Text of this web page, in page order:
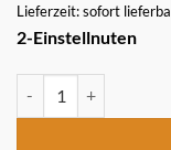
Lieferzeit: sofort
2-Einstellnuten
6 Stück Metabo